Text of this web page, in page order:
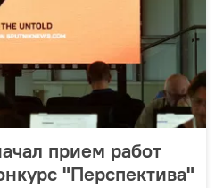
прием работ
"Перспектива"